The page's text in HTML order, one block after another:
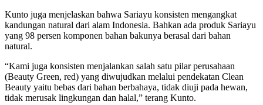
Kunto juga menjelaskan bahwa Sariayu konsisten mengangkat
kandungan natural dari alam Indonesia. Bahkan ada produk Sariayu
yang 98 persen komponen bahan bakunya berasal dari bahan
natural.
“Kami juga konsisten menjalankan salah satu pilar perusahaan
(Beauty Green, red) yang diwujudkan melalui pendekatan Clean
Beauty yaitu bebas dari bahan berbahaya, tidak diuji pada hewan,
tidak merusak lingkungan dan halal,” terang Kunto.